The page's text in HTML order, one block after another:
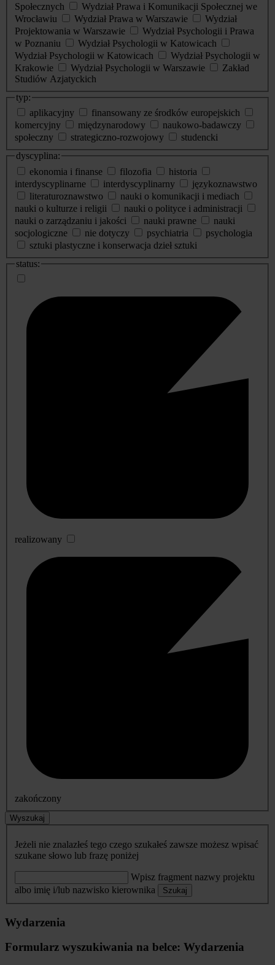
Społecznych
Wydział Prawa i Komunikacji Społecznej we
Wrocławiu
Wydział Prawa w Warszawie
Wydział
Projektowania w Warszawie
Wydział Psychologii i Prawa
w Poznaniu
Wydział Psychologii w Katowicach
Wydział Psychologii w Katowicach
Wydział Psychologii w
Krakowie
Wydział Psychologii w Warszawie
Zakład
Studiów Azjatyckich
typ:
aplikacyjny
finansowany ze środków europejskich
komercyjny
międzynarodowy
naukowo-badawczy
społeczny
strategiczno-rozwojowy
studencki
dyscyplina:
ekonomia i finanse
filozofia
historia
interdyscyplinarne
interdyscyplinarny
językoznawstwo
literaturoznawstwo
nauki o komunikacji i mediach
nauki o kulturze i religii
nauki o polityce i administracji
nauki o zarządzaniu i jakości
nauki prawne
nauki
socjologiczne
nie dotyczy psychiatria
psychologia
sztuki plastyczne i konserwacja dzieł sztuki
status:
realizowany
zakończony
Wyszukaj
Jeżeli nie znalazłeś tego czego szukałeś zawsze możesz wpisać
szukane słowo lub frazę poniżej
Wpisz fragment nazwy projektu
albo imię i/lub nazwisko kierownika
Szukaj
Wydarzenia
Formularz wyszukiwania na belce: Wydarzenia